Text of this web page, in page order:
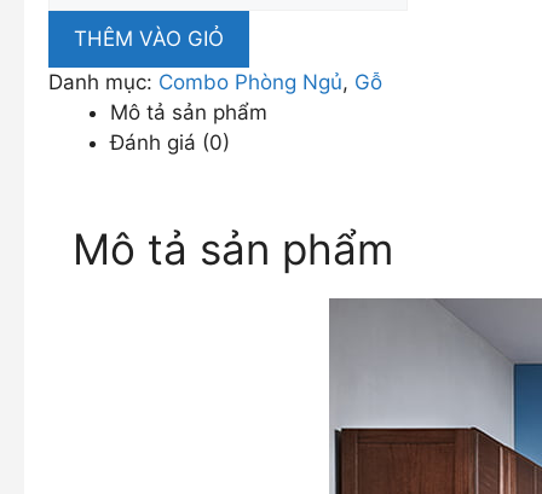
Ngủ
2
lượng
THÊM VÀO GIỎ
Danh mục: Combo Phòng Ngủ, Gỗ
Mô tả sản phẩm
Đánh giá (0)
Mô tả sản phẩm